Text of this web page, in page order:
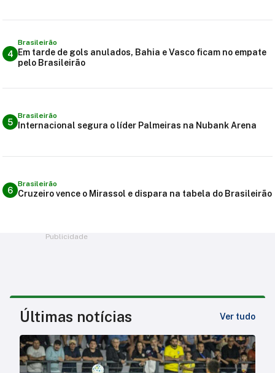
4
Brasileirão
Em tarde de gols anulados, Bahia e Vasco ficam no empate
pelo Brasileirão
5
Brasileirão
Internacional segura o líder Palmeiras na Nubank Arena
6
Brasileirão
Cruzeiro vence o Mirassol e dispara na tabela do Brasileirão
Publicidade
Últimas notícias Ver tudo